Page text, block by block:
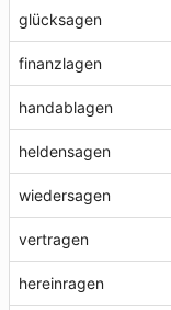
glücksagen
finanzlagen
handablagen
heldensagen
wiedersagen
vertragen
hereinragen